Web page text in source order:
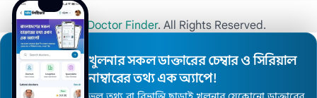
© 2026Khulna Doctor Finder. All Rights Reserved.
খুলনার সকল ডাক্তারের চেম্বার ও সিরিয়াল
নাম্বারের তথ্য এক অ্যাপে!